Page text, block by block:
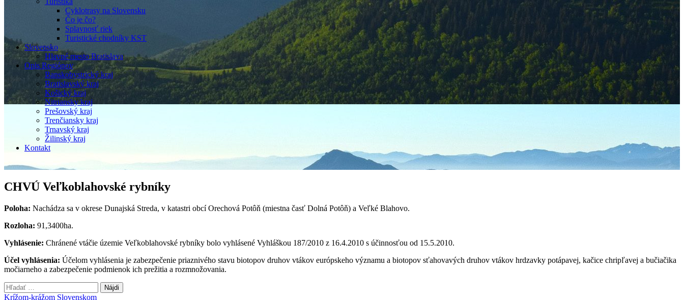
Cyklotrasy na Slovensku
Čo je čo?
Splavnosť riek
Turistické chodníky KST
Slovensko
Hlavné mesto Bratislava
Opis Regiónov
Banskobystrický kraj
Bratislavský kraj
Košický kraj
Nitriansky kraj
Prešovský kraj
Trenčiansky kraj
Trnavský kraj
Žilinský kraj
Kontakt
CHVÚ Veľkoblahovské rybníky
Poloha: Nachádza sa v okrese Dunajská Streda, v katastri obcí Orechová Potôň (miestna časť Dolná Potôň) a Veľké Blahovo.
Rozloha: 91,3400ha.
Vyhlásenie: Chránené vtáčie územie Veľkoblahovské rybníky bolo vyhlásené Vyhláškou 187/2010 z 16.4.2010 s účinnosťou od 15.5.2010.
Účel vyhlásenia: Účelom vyhlásenia je zabezpečenie priaznivého stavu biotopov druhov vtákov európskeho významu a biotopov sťahovavých druhov vtákov hrdzavky potápavej, kačice chripľavej a bučiačika
močiarneho a zabezpečenie podmienok ich prežitia a rozmnožovania.
Hľadať:
Krížom-krážom Slovenskom